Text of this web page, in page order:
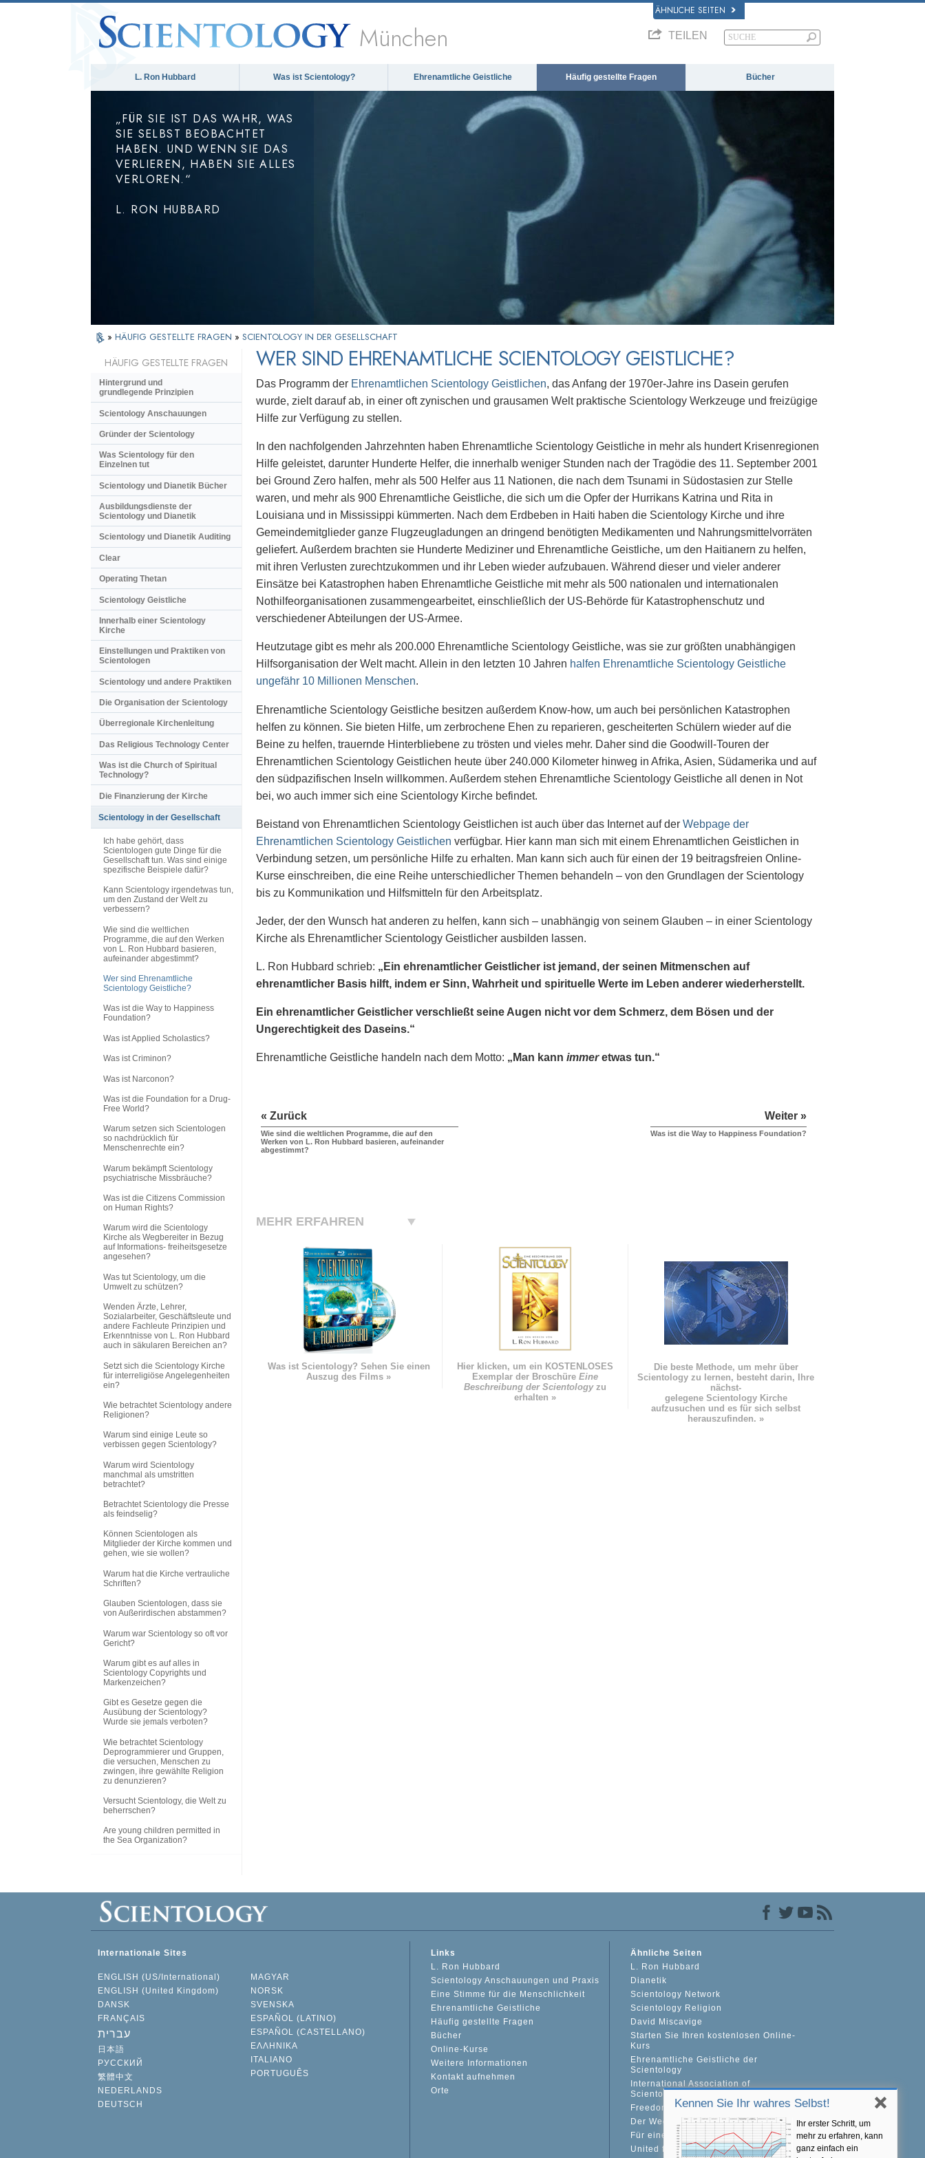
ÄHNLICHE SEITEN
München TEILEN
L. Ron Hubbard Was ist Scientology? Ehrenamtliche Geistliche Häufig gestellte Fragen Bücher
„FÜR SIE IST DAS WAHR, WAS
SIE SELBST BEOBACHTET
HABEN. UND WENN SIE DAS
VERLIEREN, HABEN SIE ALLES
VERLOREN.“
L. RON HUBBARD
» HÄUFIG GESTELLTE FRAGEN » SCIENTOLOGY IN DER GESELLSCHAFT
WER SIND EHRENAMTLICHE SCIENTOLOGY GEISTLICHE?
Das Programm der Ehrenamtlichen Scientology Geistlichen, das Anfang der 1970er-Jahre ins Dasein gerufen
wurde, zielt darauf ab, in einer oft zynischen und grausamen Welt praktische Scientology Werkzeuge und freizügige
Hilfe zur Verfügung zu stellen.
In den nachfolgenden Jahrzehnten haben Ehrenamtliche Scientology Geistliche in mehr als hundert Krisenregionen
Hilfe geleistet, darunter Hunderte Helfer, die innerhalb weniger Stunden nach der Tragödie des 11. September 2001
bei Ground Zero halfen, mehr als 500 Helfer aus 11 Nationen, die nach dem Tsunami in Südostasien zur Stelle
waren, und mehr als 900 Ehrenamtliche Geistliche, die sich um die Opfer der Hurrikans Katrina und Rita in
Louisiana und in Mississippi kümmerten. Nach dem Erdbeben in Haiti haben die Scientology Kirche und ihre
Gemeindemitglieder ganze Flugzeugladungen an dringend benötigten Medikamenten und Nahrungsmittelvorräten
geliefert. Außerdem brachten sie Hunderte Mediziner und Ehrenamtliche Geistliche, um den Haitianern zu helfen,
mit ihren Verlusten zurechtzukommen und ihr Leben wieder aufzubauen. Während dieser und vieler anderer
Einsätze bei Katastrophen haben Ehrenamtliche Geistliche mit mehr als 500 nationalen und internationalen
Nothilfeorganisationen zusammengearbeitet, einschließlich der US-Behörde für Katastrophenschutz und
verschiedener Abteilungen der US-Armee.
Heutzutage gibt es mehr als 200.000 Ehrenamtliche Scientology Geistliche, was sie zur größten unabhängigen
Hilfsorganisation der Welt macht. Allein in den letzten 10 Jahren halfen Ehrenamtliche Scientology Geistliche
ungefähr 10 Millionen Menschen.
Ehrenamtliche Scientology Geistliche besitzen außerdem Know-how, um auch bei persönlichen Katastrophen
helfen zu können. Sie bieten Hilfe, um zerbrochene Ehen zu reparieren, gescheiterten Schülern wieder auf die
Beine zu helfen, trauernde Hinterbliebene zu trösten und vieles mehr. Daher sind die Goodwill-Touren der
Ehrenamtlichen Scientology Geistlichen heute über 240.000 Kilometer hinweg in Afrika, Asien, Südamerika und auf
den südpazifischen Inseln willkommen. Außerdem stehen Ehrenamtliche Scientology Geistliche all denen in Not
bei, wo auch immer sich eine Scientology Kirche befindet.
Beistand von Ehrenamtlichen Scientology Geistlichen ist auch über das Internet auf der Webpage der
Ehrenamtlichen Scientology Geistlichen verfügbar. Hier kann man sich mit einem Ehrenamtlichen Geistlichen in
Verbindung setzen, um persönliche Hilfe zu erhalten. Man kann sich auch für einen der 19 beitragsfreien Online-
Kurse einschreiben, die eine Reihe unterschiedlicher Themen behandeln – von den Grundlagen der Scientology
bis zu Kommunikation und Hilfsmitteln für den Arbeitsplatz.
Jeder, der den Wunsch hat anderen zu helfen, kann sich – unabhängig von seinem Glauben – in einer Scientology
Kirche als Ehrenamtlicher Scientology Geistlicher ausbilden lassen.
L. Ron Hubbard schrieb: „Ein ehrenamtlicher Geistlicher ist jemand, der seinen Mitmenschen auf
ehrenamtlicher Basis hilft, indem er Sinn, Wahrheit und spirituelle Werte im Leben anderer wiederherstellt.
Ein ehrenamtlicher Geistlicher verschließt seine Augen nicht vor dem Schmerz, dem Bösen und der
Ungerechtigkeit des Daseins.“
Ehrenamtliche Geistliche handeln nach dem Motto: „Man kann immeretwas tun.“
« Zurück
Wie sind die weltlichen Programme, die auf den
Werken von L. Ron Hubbard basieren, aufeinander
abgestimmt?
Weiter »
Was ist die Way to Happiness Foundation?
MEHR ERFAHREN
Was ist Scientology? Sehen Sie einen
Auszug des Films »
Hier klicken, um ein KOSTENLOSES
Exemplar der Broschüre Eine
Beschreibung der Scientologyzu
erhalten »
Die beste Methode, um mehr über
Scientology zu lernen, besteht darin, Ihre
nächst-
gelegene Scientology Kirche
aufzusuchen und es für sich selbst
herauszufinden. »
HÄUFIG GESTELLTE FRAGEN
Hintergrund und
grundlegende Prinzipien
Scientology Anschauungen
Gründer der Scientology
Was Scientology für den
Einzelnen tut
Scientology und Dianetik Bücher
Ausbildungsdienste der
Scientology und Dianetik
Scientology und Dianetik Auditing
Clear
Operating Thetan
Scientology Geistliche
Innerhalb einer Scientology
Kirche
Einstellungen und Praktiken von
Scientologen
Scientology und andere Praktiken
Die Organisation der Scientology
Überregionale Kirchenleitung
Das Religious Technology Center
Was ist die Church of Spiritual
Technology?
Die Finanzierung der Kirche
Scientology in der Gesellschaft
Ich habe gehört, dass
Scientologen gute Dinge für die
Gesellschaft tun. Was sind einige
spezifische Beispiele dafür?
Kann Scientology irgendetwas tun,
um den Zustand der Welt zu
verbessern?
Wie sind die weltlichen
Programme, die auf den Werken
von L. Ron Hubbard basieren,
aufeinander abgestimmt?
Wer sind Ehrenamtliche
Scientology Geistliche?
Was ist die Way to Happiness
Foundation?
Was ist Applied Scholastics?
Was ist Criminon?
Was ist Narconon?
Was ist die Foundation for a Drug-
Free World?
Warum setzen sich Scientologen
so nachdrücklich für
Menschenrechte ein?
Warum bekämpft Scientology
psychiatrische Missbräuche?
Was ist die Citizens Commission
on Human Rights?
Warum wird die Scientology
Kirche als Wegbereiter in Bezug
auf Informations- freiheitsgesetze
angesehen?
Was tut Scientology, um die
Umwelt zu schützen?
Wenden Ärzte, Lehrer,
Sozialarbeiter, Geschäftsleute und
andere Fachleute Prinzipien und
Erkenntnisse von L. Ron Hubbard
auch in säkularen Bereichen an?
Setzt sich die Scientology Kirche
für interreligiöse Angelegenheiten
ein?
Wie betrachtet Scientology andere
Religionen?
Warum sind einige Leute so
verbissen gegen Scientology?
Warum wird Scientology
manchmal als umstritten
betrachtet?
Betrachtet Scientology die Presse
als feindselig?
Können Scientologen als
Mitglieder der Kirche kommen und
gehen, wie sie wollen?
Warum hat die Kirche vertrauliche
Schriften?
Glauben Scientologen, dass sie
von Außerirdischen abstammen?
Warum war Scientology so oft vor
Gericht?
Warum gibt es auf alles in
Scientology Copyrights und
Markenzeichen?
Gibt es Gesetze gegen die
Ausübung der Scientology?
Wurde sie jemals verboten?
Wie betrachtet Scientology
Deprogrammierer und Gruppen,
die versuchen, Menschen zu
zwingen, ihre gewählte Religion
zu denunzieren?
Versucht Scientology, die Welt zu
beherrschen?
Are young children permitted in
the Sea Organization?
Kennen Sie Ihr wahres Selbst!
Ihr erster Schritt, um
mehr zu erfahren, kann
ganz einfach ein
Internationale Sites
ENGLISH (US/International)
ENGLISH (United Kingdom)
DANSK
FRANÇAIS
עברית
日本語
РУССКИЙ
繁體中文
NEDERLANDS
DEUTSCH
MAGYAR
NORSK
SVENSKA
ESPAÑOL (LATINO)
ESPAÑOL (CASTELLANO)
ΕΛΛΗΝΙΚA
ITALIANO
PORTUGUÊS
Links
L. Ron Hubbard
Scientology Anschauungen und Praxis
Eine Stimme für die Menschlichkeit
Ehrenamtliche Geistliche
Häufig gestellte Fragen
Bücher
Online-Kurse
Weitere Informationen
Kontakt aufnehmen
Orte
Ähnliche Seiten
L. Ron Hubbard
Dianetik
Scientology Network
Scientology Religion
David Miscavige
Starten Sie Ihren kostenlosen Online-
Kurs
Ehrenamtliche Geistliche der
Scientology
International Association of
Scientologists
Freedom Magazine
Der Weg zum Glücklichsein
Für eine Welt ohne Drogenkonsum
United for Human Rights